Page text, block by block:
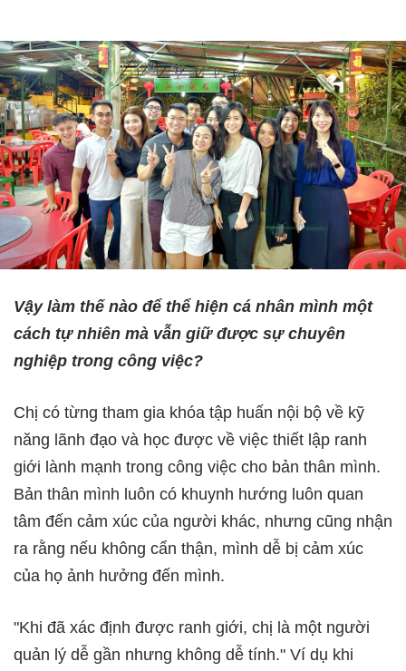
Vậy làm thế nào để thể hiện cá nhân mình một
cách tự nhiên mà vẫn giữ được sự chuyên
nghiệp trong công việc?
Chị có từng tham gia khóa tập huấn nội bộ về kỹ
năng lãnh đạo và học được về việc thiết lập ranh
giới lành mạnh trong công việc cho bản thân mình.
Bản thân mình luôn có khuynh hướng luôn quan
tâm đến cảm xúc của người khác, nhưng cũng nhận
ra rằng nếu không cẩn thận, mình dễ bị cảm xúc
của họ ảnh hưởng đến mình.
"Khi đã xác định được ranh giới, chị là một người
quản lý dễ gần nhưng không dễ tính." Ví dụ khi